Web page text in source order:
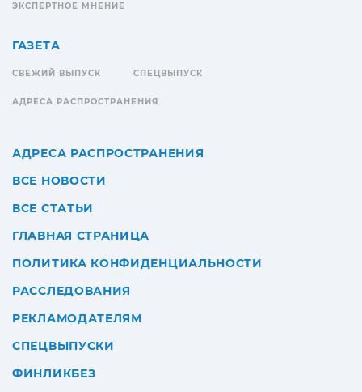
ЭКСПЕРТНОЕ МНЕНИЕ
ГАЗЕТА
СВЕЖИЙ ВЫПУСК СПЕЦВЫПУСК
АДРЕСА РАСПРОСТРАНЕНИЯ
АДРЕСА РАСПРОСТРАНЕНИЯ
ВСЕ НОВОСТИ
ВСЕ СТАТЬИ
ГЛАВНАЯ СТРАНИЦА
ПОЛИТИКА КОНФИДЕНЦИАЛЬНОСТИ
РАССЛЕДОВАНИЯ
РЕКЛАМОДАТЕЛЯМ
СПЕЦВЫПУСКИ
ФИНЛИКБЕЗ